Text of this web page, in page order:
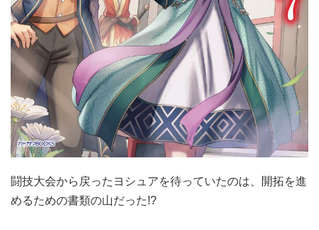
闘技大会から戻ったヨシュアを待っていたのは、開拓を進
めるための書類の山だった!?